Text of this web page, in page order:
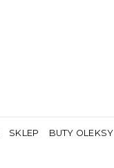
SKLEP BUTY OLEKSY